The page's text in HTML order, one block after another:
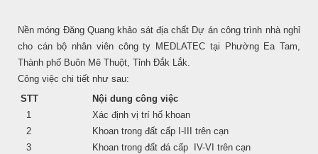
Nền móng Đăng Quang khảo sát địa chất Dự án công trình nhà nghỉ
cho cán bộ nhân viên công ty MEDLATEC tại Phường Ea Tam,
Thành phố Buôn Mê Thuột, Tỉnh Đắk Lắk.
Công việc chi tiết như sau:
STT
Nội dung công việc
1
Xác định vị trí hố khoan
2
Khoan trong đất cấp I-III trên cạn
3
Khoan trong đất đá cấp IV-VI trên cạn